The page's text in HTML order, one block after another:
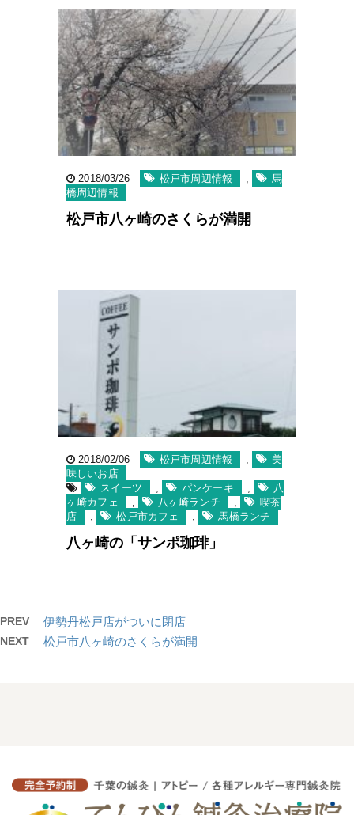
2018/03/26 松戸市周辺情報 ,
馬
橋周辺情報
松戸市八ヶ崎のさくらが満開
2018/02/06 松戸市周辺情報 ,
美
味しいお店
スイーツ
, パンケーキ ,
八
ヶ崎カフェ
, 八ヶ崎ランチ ,
喫茶
店
, 松戸市カフェ , 馬橋ランチ
八ヶ崎の「サンポ珈琲」
PREV 伊勢丹松戸店がついに閉店
NEXT 松戸市八ヶ崎のさくらが満開